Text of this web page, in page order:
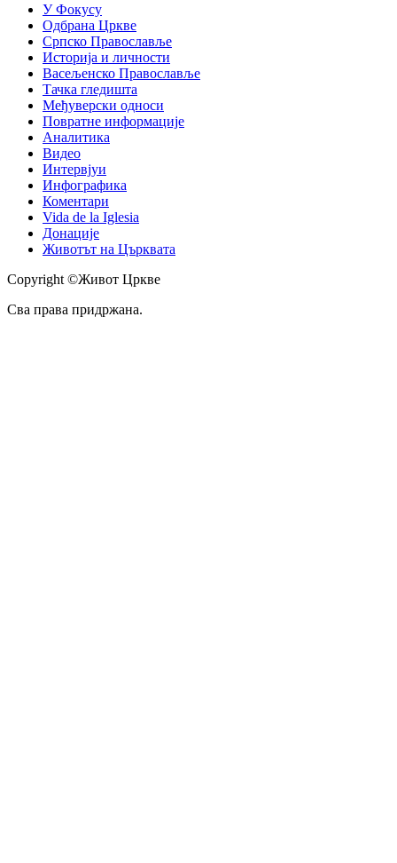
У Фокусу
Одбрана Цркве
Српско Православље
Историја и личности
Васељенско Православље
Тачка гледишта
Међуверски односи
Повратне информације
Аналитика
Видео
Интервјуи
Инфографика
Коментари
Vida de la Iglesia
Донације
Животът на Църквата
Copyright ©Живот Цркве
Сва права придржана.